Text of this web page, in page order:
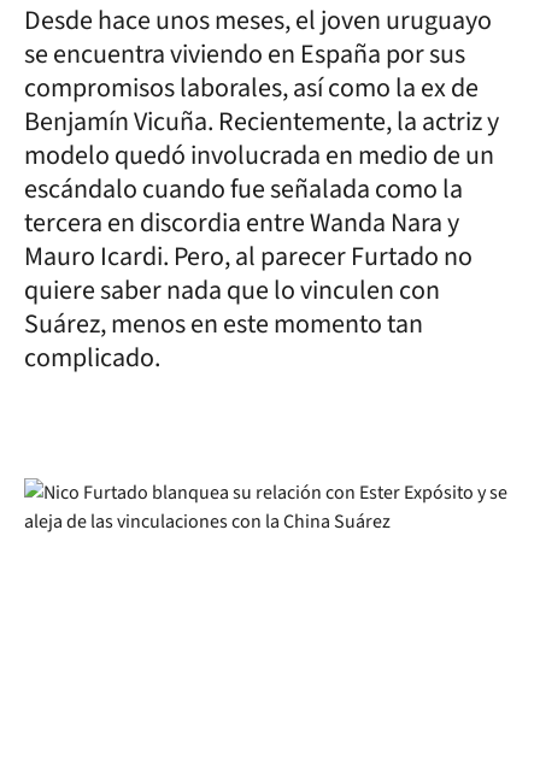
Desde hace unos meses, el joven uruguayo
se encuentra viviendo en España por sus
compromisos laborales, así como la ex de
Benjamín Vicuña. Recientemente, la actriz y
modelo quedó involucrada en medio de un
escándalo cuando fue señalada como la
tercera en discordia entre Wanda Nara y
Mauro Icardi. Pero, al parecer Furtado no
quiere saber nada que lo vinculen con
Suárez, menos en este momento tan
complicado.